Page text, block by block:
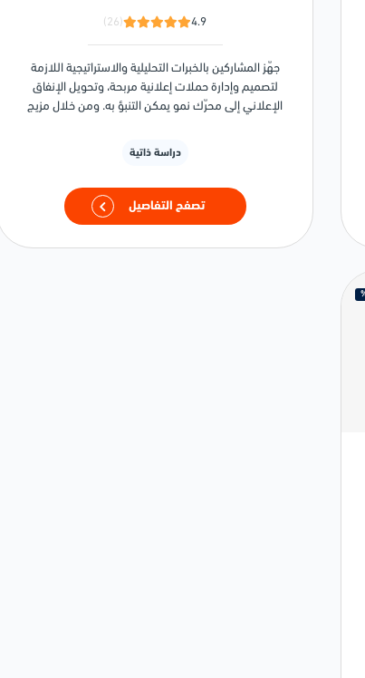
4.9
(26)
جهّز المشاركين بالخبرات التحليلية والاستراتيجية اللازمة
لتصميم وإدارة حملات إعلانية مربحة، وتحويل الإنفاق
الإعلاني إلى محرّك نمو يمكن التنبؤ به. ومن خلال مزيج
سيتعلّم المشاركون كيفية الانتقال من الافتراضات إلى
دراسة ذاتية
تصفح التفاصيل